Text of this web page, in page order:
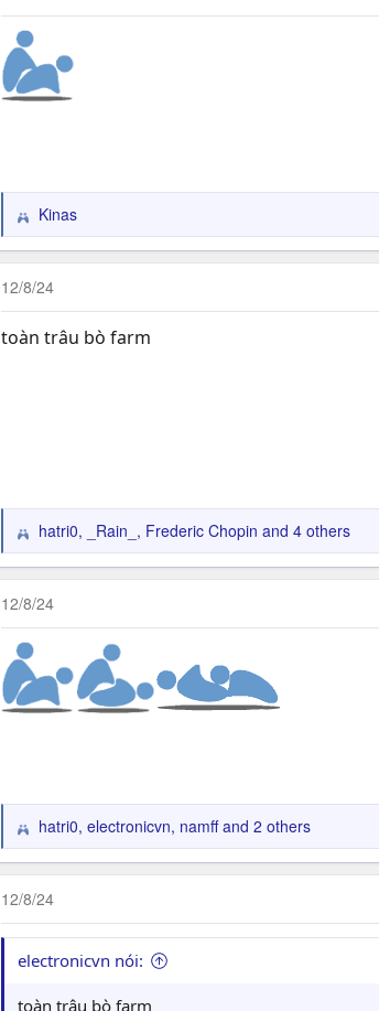
t
i
o
n
s
R
e
a
c
t
o
Kinas
12/8/24
toàn trâu bò farm
R
e
a
c
t
i
o
n
s
hatri0, _Rain_ , Frederic Chopin and 4 others
12/8/24
R
e
a
c
t
i
o
s
hatri0, electronicvn, namffand 2 others
12/8/24
electronicvn nói:
toàn trâu bò farm